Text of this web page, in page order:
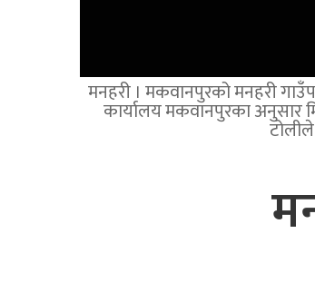
मनहरी । मकवानपुरको मनहरी
कार्यालय मकवानपुरका अनुसार